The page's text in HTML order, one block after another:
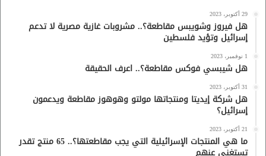
29 أكتوبر، 2023
هل فيروز وشويبس مقاطعة؟.. مشروبات غازية مصرية لا تدعم
إسرائيل وتؤيد فلسطين
1 نوفمبر، 2023
هل شيبسي فوكس مقاطعة؟.. اعرف الحقيقة
31 أكتوبر، 2023
هل شركة إيديتا ومنتجاتها مولتو وهوهوز مقاطعة ويدعمون
إسرائيل؟
21 أكتوبر، 2023
ما هي المنتجات الإسرائيلية التي يجب مقاطعتها؟.. 65 منتج تقدر